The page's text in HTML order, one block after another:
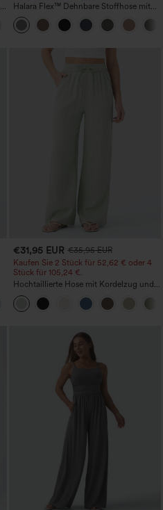
+23
Halara Flex™ Dehnbare Stoffhose mit
hohem Bund und Seitentasche hinten
€31,95 EUR €35,95 EUR
Kaufen Sie 2 Stück für 52,62 € oder 4
Stück für 105,24 €.
Hochtaillierte Hose mit Kordelzug und
Taschen, weitem Bein, lässig und locker
in Leinenoptik